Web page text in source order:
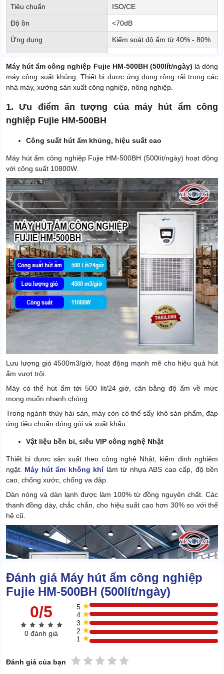
Tiêu chuẩn ISO/CE
Độ ồn <70dB
Ứng dụng Kiểm soát độ ẩm từ 40% - 80%
Trọng lượng sản phẩm 250 Kg
Công nghệ hút ẩm
Ngưng tụ lạnh với Block của
380V - 50HZ
Máy hút ẩm công nghiệp Fujie HM-500BH (500lít/ngày) là dòng
máy công suất khủng. Thiết bị được ứng dụng rộng rãi trong các
nhà máy, xưởng sản xuất công nghiệp, nông nghiệp.
1. Ưu điểm ấn tượng của máy hút ẩm công
nghiệp Fujie HM-500BH
Công suất hút ẩm khủng, hiệu suất cao
Máy hút ẩm công nghiệp Fujie HM-500BH (500lít/ngày) hoạt động
với công suất 10800W.
Lưu lượng gió 4500m3/giờ, hoạt động mạnh mẽ cho hiệu quả hút
ẩm vượt trội.
Máy có thể hút ẩm tới 500 lít/24 giờ, cân bằng độ ẩm về mức
mong muốn nhanh chóng.
Trong ngành thủy hải sản, máy còn có thể sấy khô sản phẩm, đáp
ứng tiêu chuẩn đóng gói và xuất khẩu.
Vật liệu bền bỉ, siêu VIP công nghệ Nhật
Thiết bị được sản xuất theo công nghệ Nhật, kiểm định nghiêm
ngặt. Máy hút ẩm không khílàm từ nhựa ABS cao cấp, độ bền
cao, chống xước, chống va đập.
Dàn nóng và dàn lạnh được làm 100% từ đồng nguyên chất. Các
thanh đồng dày, chắc chắn, cho hiệu suất cao hơn 30% so với thế
hệ cũ.
Đánh giá Máy hút ẩm công nghiệp
Fujie HM-500BH (500lít/ngày)
0/5
0 đánh giá
5
4
3
2
1
Đánh giá của bạn 5 sao
4 sao
3 sao
2 sao
1 sao